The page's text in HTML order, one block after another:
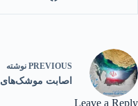
PREVIOUS نوشته
اصابت موشک‌های
Leave a Reply